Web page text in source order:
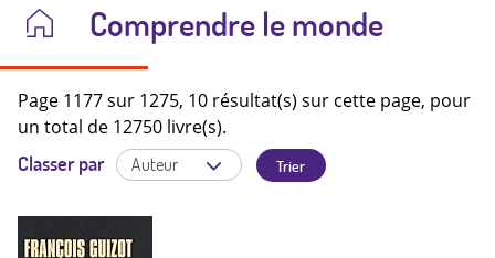
Comprendre le monde
Page 1177 sur 1275, 10 résultat(s) sur cette page, pour
un total de 12750 livre(s).
Classer par